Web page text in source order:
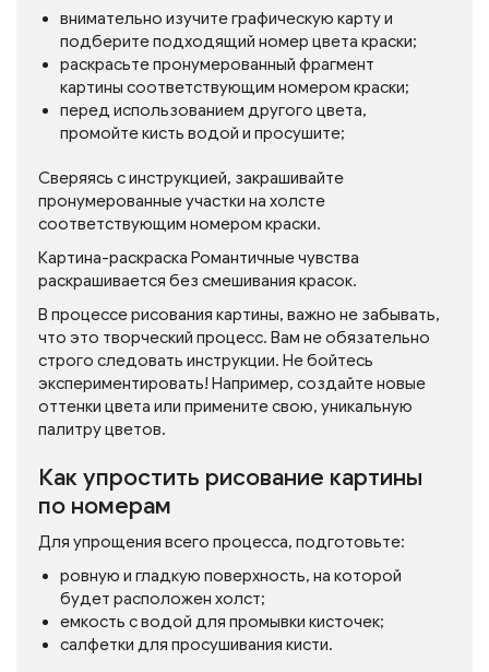
внимательно изучите графическую карту и
подберите подходящий номер цвета краски;
раскрасьте пронумерованный фрагмент
картины соответствующим номером краски;
перед использованием другого цвета,
промойте кисть водой и просушите;
Сверяясь с инструкцией, закрашивайте
пронумерованные участки на холсте
соответствующим номером краски.
Картина-раскраска Романтичные чувства
раскрашивается без смешивания красок.
В процессе рисования картины, важно не забывать,
что это творческий процесс. Вам не обязательно
строго следовать инструкции. Не бойтесь
экспериментировать! Например, создайте новые
оттенки цвета или примените свою, уникальную
палитру цветов.
Как упростить рисование картины
по номерам
Для упрощения всего процесса, подготовьте:
ровную и гладкую поверхность, на которой
будет расположен холст;
емкость с водой для промывки кисточек;
салфетки для просушивания кисти.